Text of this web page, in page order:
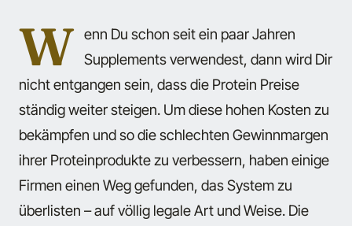
W enn Du schon seit ein paar Jahren
Supplements verwendest, dann wird Dir
nicht entgangen sein, dass die Protein Preise
ständig weiter steigen. Um diese hohen Kosten zu
bekämpfen und so die schlechten Gewinnmargen
ihrer Proteinprodukte zu verbessern, haben einige
Firmen einen Weg gefunden, das System zu
überlisten – auf völlig legale Art und Weise. Die